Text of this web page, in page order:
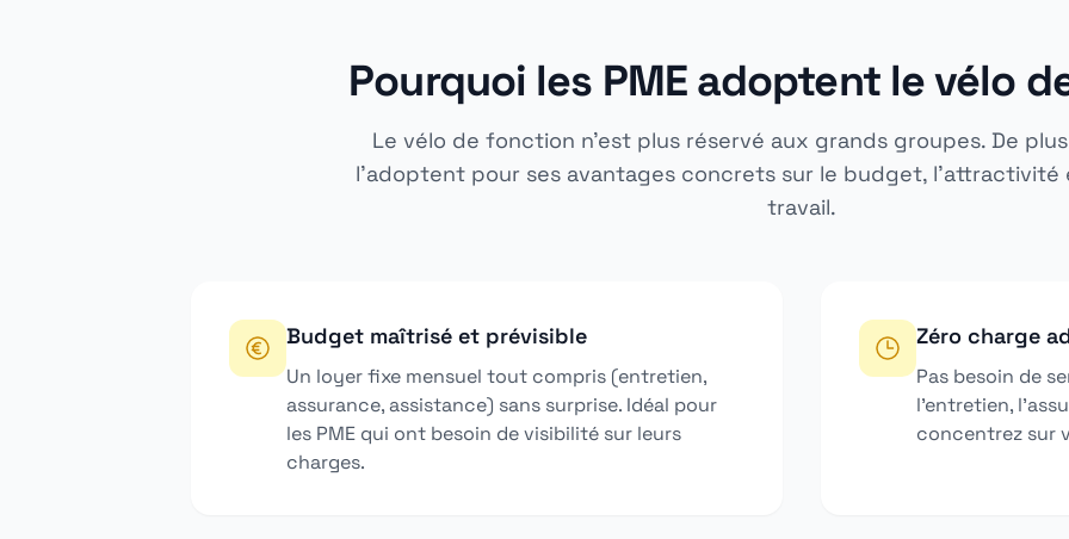
Pourquoi les PME adoptent le vélo
Le vélo de fonction n'est plus réservé aux grands groupes. De
l'adoptent pour ses avantages concrets sur le budget, l'attractivité
travail.
Budget maîtrisé et prévisible
Un loyer fixe mensuel tout compris (entretien,
assurance, assistance) sans surprise. Idéal pour
les PME qui ont besoin de visibilité sur leurs
charges.
Zéro charge
Pas besoin de
l'entretien,
concentrez sur